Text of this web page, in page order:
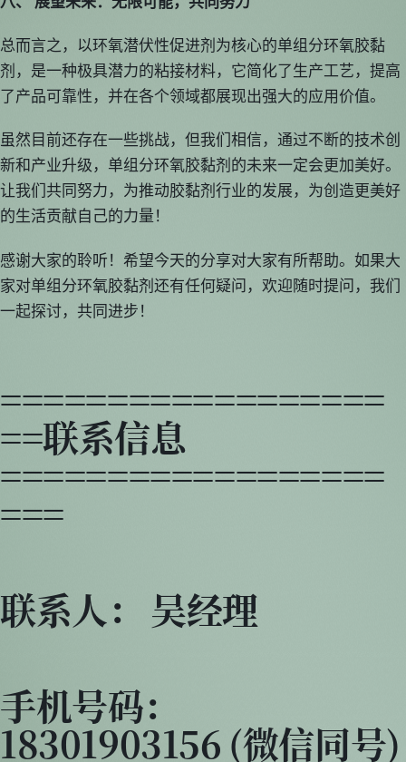
总而言之，以环氧潜伏性促进剂为核心的单组分环氧胶黏
剂，是一种极具潜力的粘接材料，它简化了生产工艺，提高
了产品可靠性，并在各个领域都展现出强大的应用价值。
虽然目前还存在一些挑战，但我们相信，通过不断的技术创
新和产业升级，单组分环氧胶黏剂的未来一定会更加美好。
让我们共同努力，为推动胶黏剂行业的发展，为创造更美好
的生活贡献自己的力量！
感谢大家的聆听！希望今天的分享对大家有所帮助。如果大
家对单组分环氧胶黏剂还有任何疑问，欢迎随时提问，我们
一起探讨，共同进步！
==================
==联系信息
==================
===
联系人： 吴经理
手机号码：
18301903156 (微信同号)